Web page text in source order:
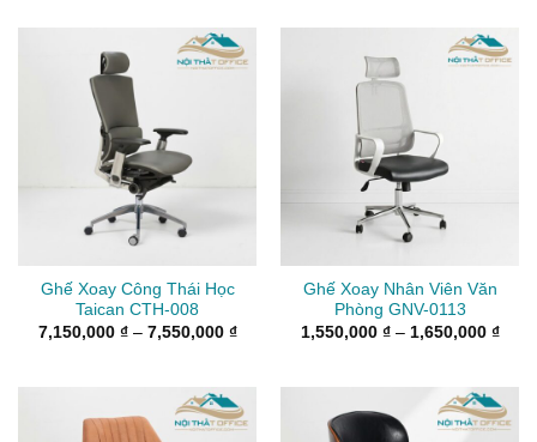
Ghế Xoay Công Thái Học
Taican CTH-008
7,150,000 ₫ – 7,550,000 ₫Khoảng
7,550,000 ₫
Ghế Xoay Nhân Viên Văn
Phòng GNV-0113
1,550,000 ₫ – 1,650,000 ₫